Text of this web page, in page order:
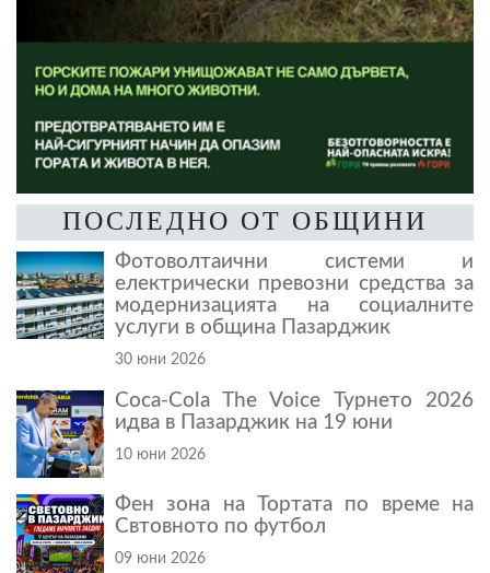
ПОСЛЕДНО ОТ ОБЩИНИ
Фотоволтаични системи и
електрически превозни средства за
модернизацията на социалните
услуги в община Пазарджик
30 юни 2026
Coca-Cola The Voice Турнето 2026
идва в Пазарджик на 19 юни
10 юни 2026
Фен зона на Тортата по време на
Свтовното по футбол
09 юни 2026